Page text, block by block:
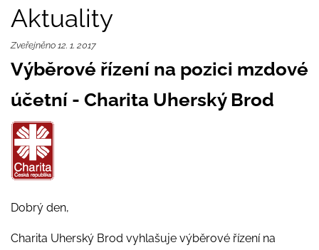
Aktuality
Zveřejněno 12. 1. 2017
Výběrové řízení na pozici mzdové
účetní - Charita Uherský Brod
Dobrý den,
Charita Uherský Brod vyhlašuje výběrové řízení na